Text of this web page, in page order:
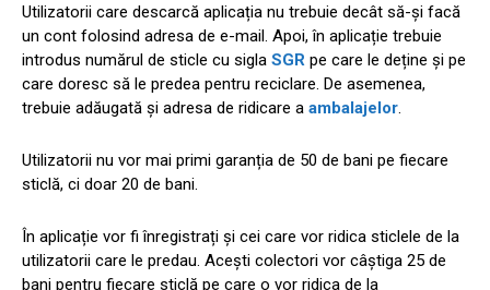
Utilizatorii care descarcă aplicația nu trebuie decât să-și facă
un cont folosind adresa de e-mail. Apoi, în aplicație trebuie
introdus numărul de sticle cu sigla SGR pe care le deține și pe
care doresc să le predea pentru reciclare. De asemenea,
trebuie adăugată și adresa de ridicare a ambalajelor.
Utilizatorii nu vor mai primi garanția de 50 de bani pe fiecare
sticlă, ci doar 20 de bani.
În aplicație vor fi înregistrați și cei care vor ridica sticlele de la
utilizatorii care le predau. Acești colectori vor câștiga 25 de
bani pentru fiecare sticlă pe care o vor ridica de la